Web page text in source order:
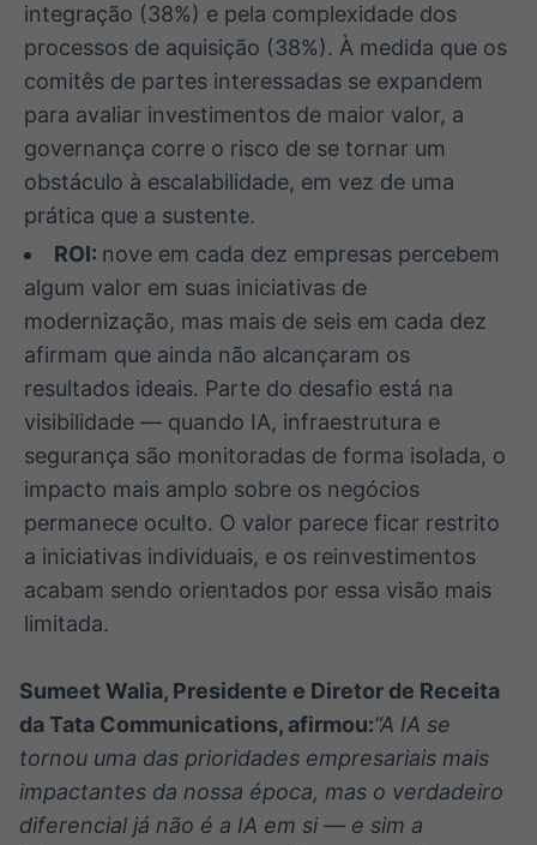
integração (38%) e pela complexidade dos
processos de aquisição (38%). À medida que os
comitês de partes interessadas se expandem
para avaliar investimentos de maior valor, a
governança corre o risco de se tornar um
obstáculo à escalabilidade, em vez de uma
prática que a sustente.
ROI: nove em cada dez empresas percebem
algum valor em suas iniciativas de
modernização, mas mais de seis em cada dez
afirmam que ainda não alcançaram os
resultados ideais. Parte do desafio está na
visibilidade — quando IA, infraestrutura e
segurança são monitoradas de forma isolada, o
impacto mais amplo sobre os negócios
permanece oculto. O valor parece ficar restrito
a iniciativas individuais, e os reinvestimentos
acabam sendo orientados por essa visão mais
limitada.
Sumeet Walia, Presidente e Diretor de Receita
da Tata Communications, afirmou:“A IA se
tornou uma das prioridades empresariais mais
impactantes da nossa época, mas o verdadeiro
diferencial já não é a IA em si — e sim a